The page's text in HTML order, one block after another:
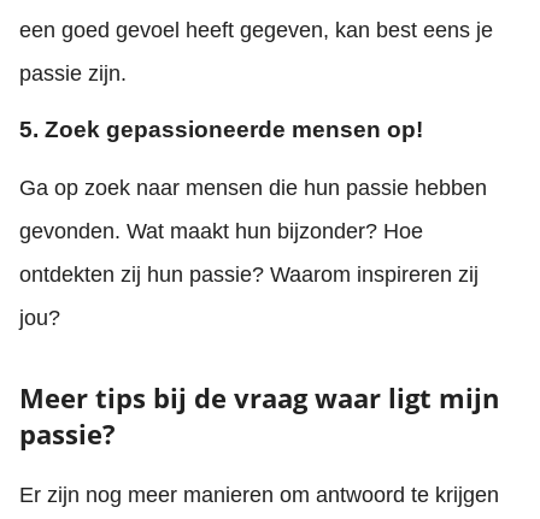
een goed gevoel heeft gegeven, kan best eens je
passie zijn.
5. Zoek gepassioneerde mensen op!
Ga op zoek naar mensen die hun passie hebben
gevonden. Wat maakt hun bijzonder? Hoe
ontdekten zij hun passie? Waarom inspireren zij
jou?
Meer tips bij de vraag waar ligt mijn
passie?
Er zijn nog meer manieren om antwoord te krijgen